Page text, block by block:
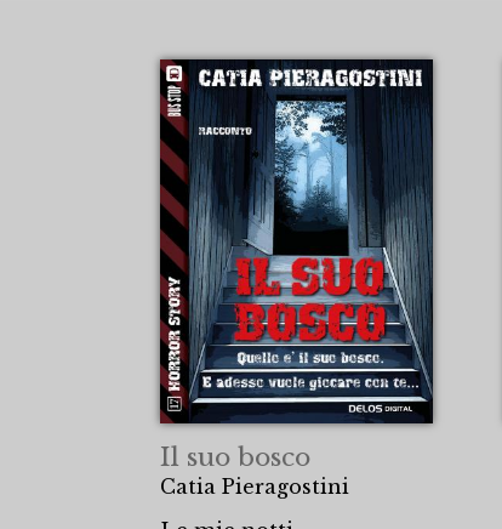
Il suo bosco
Catia Pieragostini